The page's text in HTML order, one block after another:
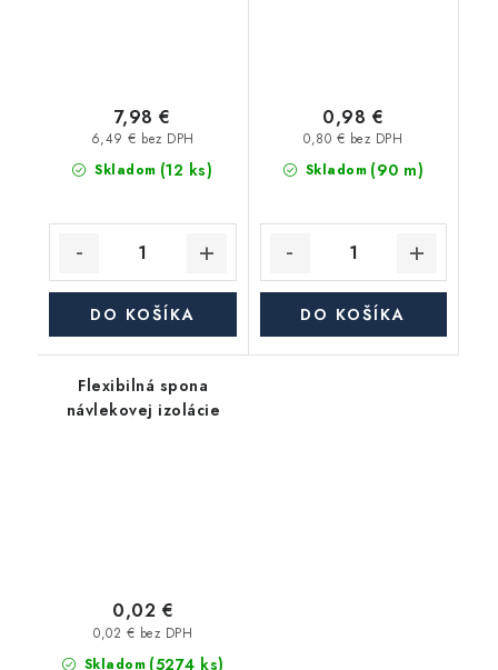
Skladom (12 ks)
6,49 € bez DPH
7,98 €
DO KOŠÍKA
Skladom (90 m)
0,80 € bez DPH
0,98 €
DO KOŠÍKA
Flexibilná spona
návlekovej izolácie
Skladom (5274 ks)
0,02 € bez DPH
0,02 €